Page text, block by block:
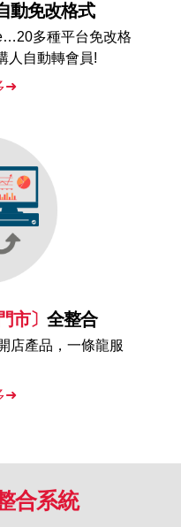
動免改格式
多種平台免改格
人自動轉會員!
➜
市〕 全整合
店產品，一條龍服
➜
合系統